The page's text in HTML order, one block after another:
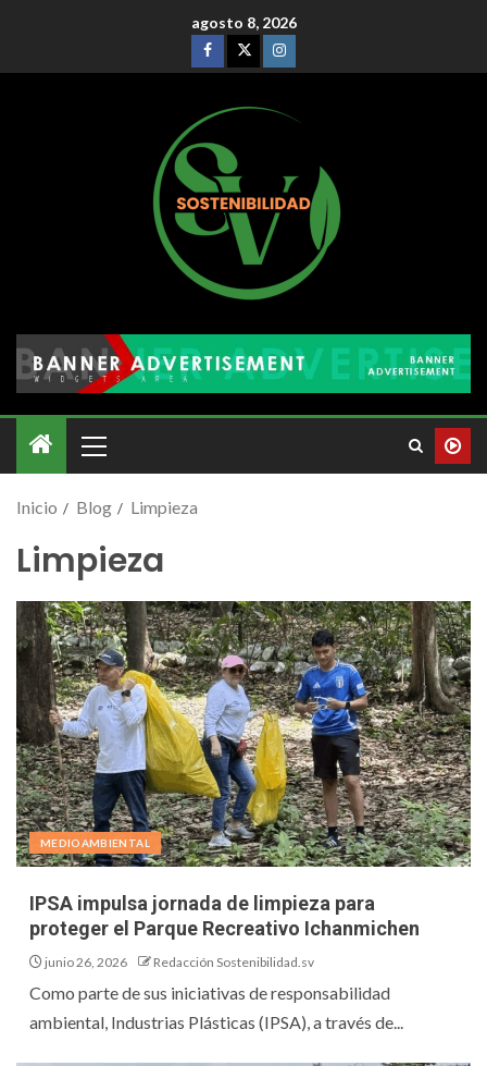
agosto 8, 2026
Inicio Blog Limpieza
Limpieza
MEDIOAMBIENTAL
IPSA impulsa jornada de limpieza para
proteger el Parque Recreativo Ichanmichen
junio 26, 2026 Redacción Sostenibilidad.sv
Como parte de sus iniciativas de responsabilidad
ambiental, Industrias Plásticas (IPSA), a través de...